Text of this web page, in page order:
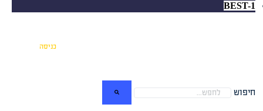
BEST-1
כניסה
חיפוש